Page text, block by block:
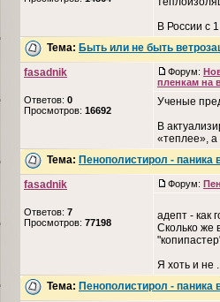
В России с
Тема: Быть или не быть
fasadnik
Ответов: 0
Просмотров: 16692
Форум:
пленкам на
Ученые
В
«теплее», а
Тема: Пенополистирол - паника
fasadnik
Ответов: 7
Просмотров: 77198
Форум:
адепт - как
Сколько же
Я хоть и не
Тема: Пенополистирол - паника